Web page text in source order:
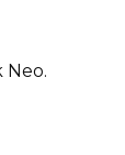
Neo.